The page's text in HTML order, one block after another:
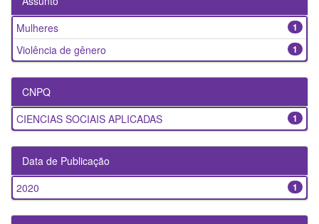
1
Mulheres
1
Violência de gênero
CNPQ
1
CIENCIAS SOCIAIS APLICADAS
Data de Publicação
1
2020